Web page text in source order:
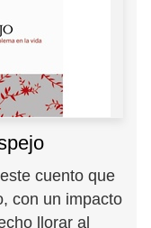
cuento que
con un impacto
llorar al